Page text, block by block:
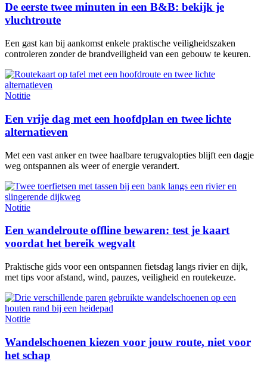
De eerste twee minuten in een B&B: bekijk je
vluchtroute
Een gast kan bij aankomst enkele praktische veiligheidszaken
controleren zonder de brandveiligheid van een gebouw te keuren.
Notitie
Een vrije dag met een hoofdplan en twee lichte
alternatieven
Met een vast anker en twee haalbare terugvalopties blijft een dagje
weg ontspannen als weer of energie verandert.
Notitie
Een wandelroute offline bewaren: test je kaart
voordat het bereik wegvalt
Praktische gids voor een ontspannen fietsdag langs rivier en dijk,
met tips voor afstand, wind, pauzes, veiligheid en routekeuze.
Notitie
Wandelschoenen kiezen voor jouw route, niet voor
het schap